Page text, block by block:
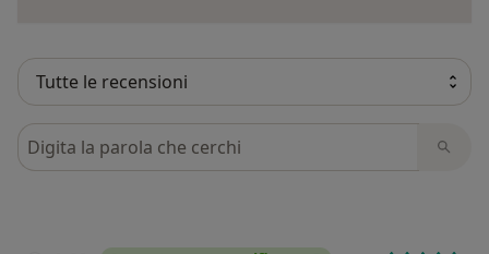
Cerca nelle recensioni